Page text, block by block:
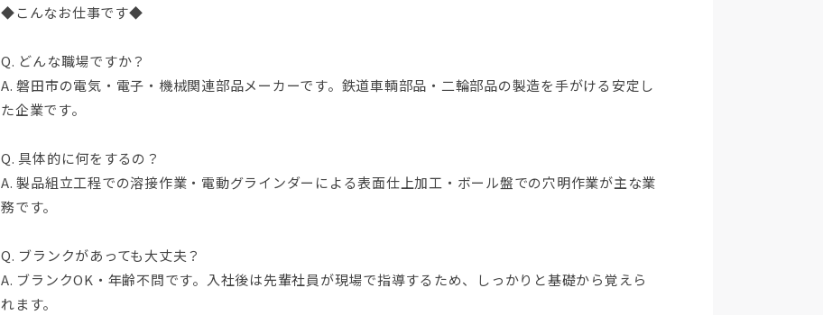
◆こんなお仕事です◆
Q. どんな職場ですか？
A. 磐田市の電気・電子・機械関連部品メーカーです。鉄道車輌部品・二輪部品の製造を手がける安定し
た企業です。
Q. 具体的に何をするの？
A. 製品組立工程での溶接作業・電動グラインダーによる表面仕上加工・ボール盤での穴明作業が主な業
務です。
Q. ブランクがあっても大丈夫？
A. ブランクOK・年齢不問です。入社後は先輩社員が現場で指導するため、しっかりと基礎から覚えら
れます。